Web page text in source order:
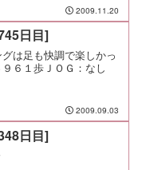
店）￥３０００ 他間
宴会続きで走れてない
2009.11.20
日目]
は足も快調で楽しかっ
６１歩ＪＯＧ：なし
2009.09.03
日目]